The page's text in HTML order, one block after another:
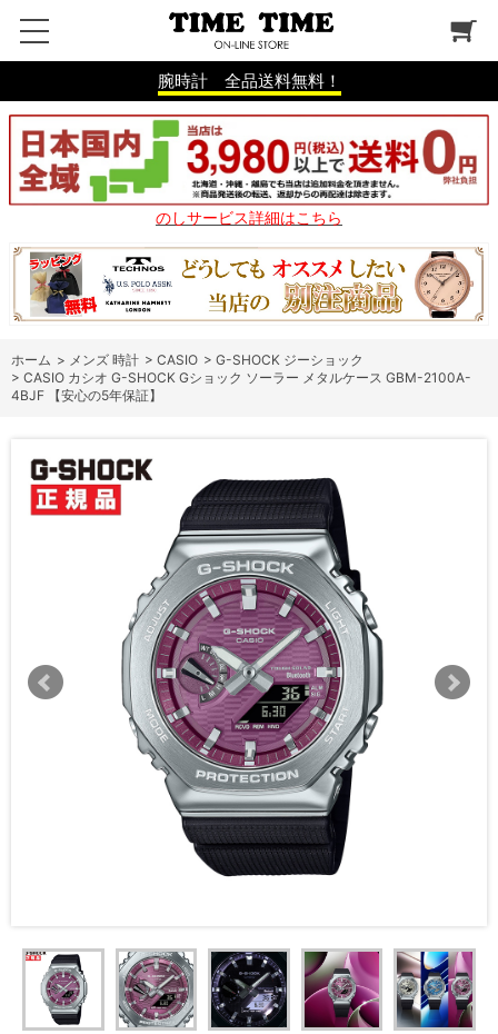
腕時計 全品送料無料！
のしサービス詳細はこちら
ホーム > メンズ 時計 > CASIO > G-SHOCK ジーショック
> CASIO カシオ G-SHOCK Gショック ソーラー メタルケース GBM-2100A-
4BJF 【安心の5年保証】